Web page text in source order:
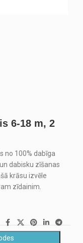
6-18 m, 2
no 100% dabīga
dabisku zīšanas
krāsu izvēle
zīdainim.